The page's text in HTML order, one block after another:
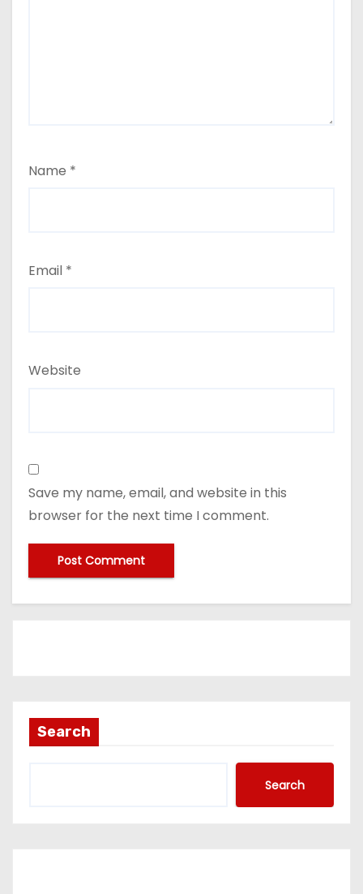
Name *
Email *
Website
Save my name, email, and website in this
browser for the next time I comment.
Search
Search